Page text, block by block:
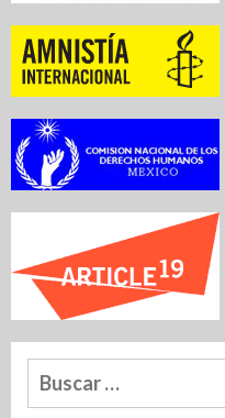
Buscar: